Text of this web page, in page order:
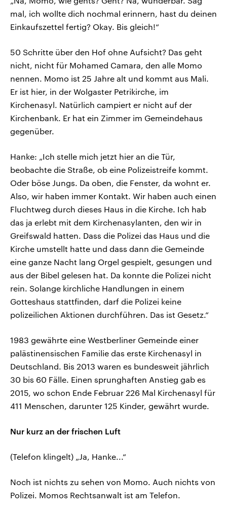
mal, ich wollte dich nochmal erinnern, hast du deinen
Einkaufszettel fertig? Okay. Bis gleich!“
50 Schritte über den Hof ohne Aufsicht? Das geht
nicht, nicht für Mohamed Camara, den alle Momo
nennen. Momo ist 25 Jahre alt und kommt aus Mali.
Er ist hier, in der Wolgaster Petrikirche, im
Kirchenasyl. Natürlich campiert er nicht auf der
Kirchenbank. Er hat ein Zimmer im Gemeindehaus
gegenüber.
Hanke: „Ich stelle mich jetzt hier an die Tür,
beobachte die Straße, ob eine Polizeistreife kommt.
Oder böse Jungs. Da oben, die Fenster, da wohnt er.
Also, wir haben immer Kontakt. Wir haben auch einen
Fluchtweg durch dieses Haus in die Kirche. Ich hab
das ja erlebt mit dem Kirchenasylanten, den wir in
Greifswald hatten. Dass die Polizei das Haus und die
Kirche umstellt hatte und dass dann die Gemeinde
eine ganze Nacht lang Orgel gespielt, gesungen und
aus der Bibel gelesen hat. Da konnte die Polizei nicht
rein. Solange kirchliche Handlungen in einem
Gotteshaus stattfinden, darf die Polizei keine
polizeilichen Aktionen durchführen. Das ist Gesetz.“
1983 gewährte eine Westberliner Gemeinde einer
palästinensischen Familie das erste Kirchenasyl in
Deutschland. Bis 2013 waren es bundesweit jährlich
30 bis 60 Fälle. Einen sprunghaften Anstieg gab es
2015, wo schon Ende Februar 226 Mal Kirchenasyl für
411 Menschen, darunter 125 Kinder, gewährt wurde.
Nur kurz an der frischen Luft
(Telefon klingelt) „Ja, Hanke...“
Noch ist nichts zu sehen von Momo. Auch nichts von
Polizei. Momos Rechtsanwalt ist am Telefon.